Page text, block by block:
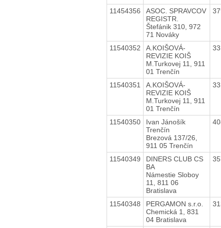
11454356
ASOC. SPRAVCOV
REGISTR.
Štefánik 310, 972
71 Nováky
11540352
A.KOIŠOVÁ-
REVIZIE KOIŠ
M.Turkovej 11, 911
01 Trenčín
11540351
A.KOIŠOVÁ-
REVIZIE KOIŠ
M.Turkovej 11, 911
01 Trenčín
11540350
Ivan Jánošík
Trenčín
Brezová 137/26,
911 05 Trenčín
11540349
DINERS CLUB CS
BA
Námestie Sloboy
11, 811 06
Bratislava
11540348
PERGAMON s.r.o.
Chemická 1, 831
04 Bratislava